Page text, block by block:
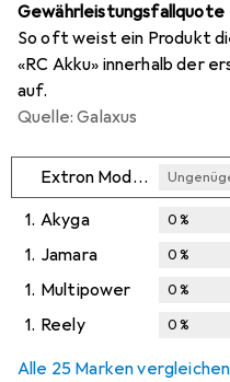
Gewährleistungsfallquote
So oft weist ein Produkt
«RC Akku» innerhalb der
auf.
Quelle: Galaxus
Extron Modellbau
1. Akyga 0%
1. Jamara 0%
1. Multipower 0%
1. Reely 0%
Alle 25 Marken vergleichen